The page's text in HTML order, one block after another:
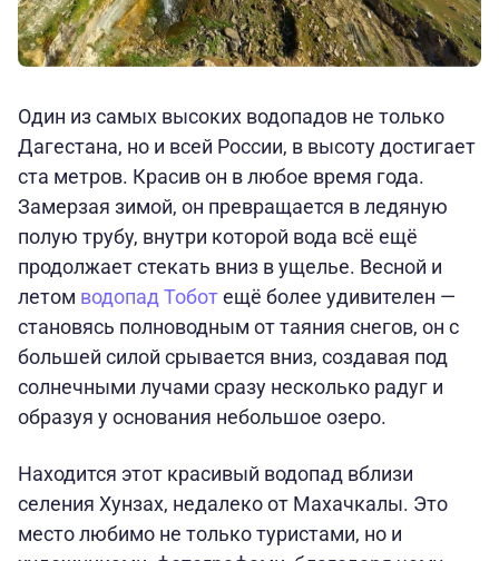
Один из самых высоких водопадов не только
Дагестана, но и всей России, в высоту достигает
ста метров. Красив он в любое время года.
Замерзая зимой, он превращается в ледяную
полую трубу, внутри которой вода всё ещё
продолжает стекать вниз в ущелье. Весной и
летом водопад Тоботещё более удивителен —
становясь полноводным от таяния снегов, он с
большей силой срывается вниз, создавая под
солнечными лучами сразу несколько радуг и
образуя у основания небольшое озеро.
Находится этот красивый водопад вблизи
селения Хунзах, недалеко от Махачкалы. Это
место любимо не только туристами, но и